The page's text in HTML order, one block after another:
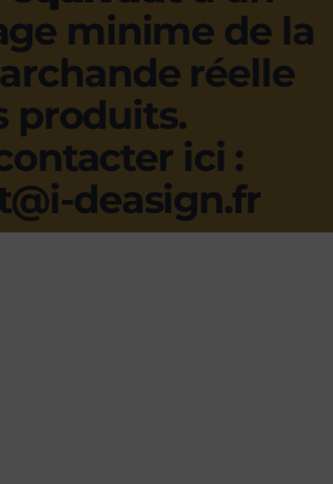
minime de la
réelle
produits.
ici :
deasign.fr